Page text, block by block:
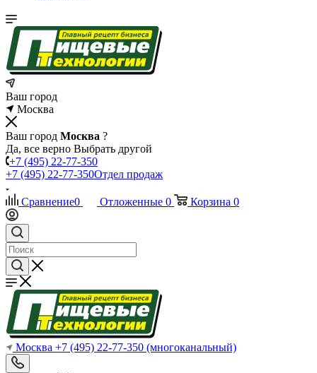
Ваш город
Москва
Ваш город Москва ?
Да, все верно Выбрать другой
+7 (495) 22-77-350
+7 (495) 22-77-350Отдел продаж
Сравнение0 Отложенные 0 Корзина 0
Москва +7 (495) 22-77-350 (многоканальный)